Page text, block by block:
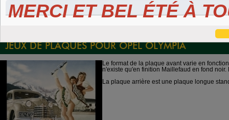
Accessoires
divers
Plaques 3D
Maillefaud et
Plaques
immatriculation
Plaques
autocollantes et
Plaques
peintes
MERCI ET BEL ÉTÉ À
JEUX DE PLAQUES POUR OPEL OLYMPIA
Le format de la plaque avant varie en
n'existe qu'en finition Maillefaud en fond
La plaque arrière est une plaque longue